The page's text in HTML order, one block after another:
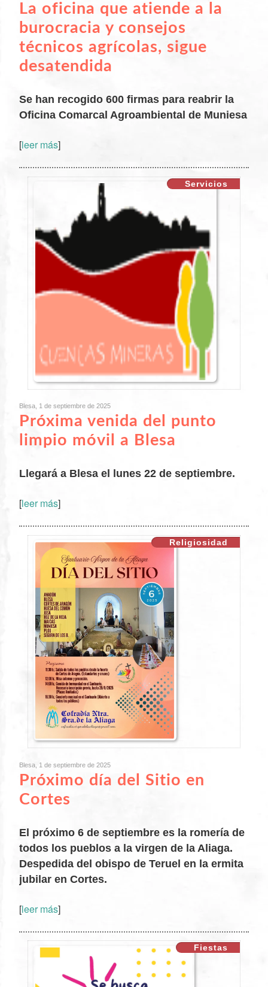
La oficina que atiende a la
burocracia y consejos
técnicos agrícolas, sigue
desatendida
Se han recogido 600 firmas para reabrir la
Oficina Comarcal Agroambiental de Muniesa
[leer más]
Servicios
XX
Blesa, 1 de septiembre de 2025
Próxima venida del punto
limpio móvil a Blesa
Llegará a Blesa el lunes 22 de septiembre.
[leer más]
Religiosidad
Blesa, 1 de septiembre de 2025
Próximo día del Sitio en
Cortes
El próximo 6 de septiembre es la romería de
todos los pueblos a la virgen de la Aliaga.
Despedida del obispo de Teruel en la ermita
jubilar en Cortes.
[leer más]
Fiestas